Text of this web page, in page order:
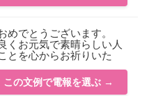
めでとうございます。
くお元気で素晴らしい人
とを心からお祈りいた
この文例で電報を選ぶ →